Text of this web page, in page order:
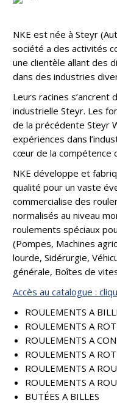
NKE est née à Steyr
société a des activités
une clientèle allant des
dans des industries
Leurs racines s’ancrent
industrielle Steyr. Les
de la précédente Steyr
expériences dans
cœur de la compétence
NKE développe et
qualité pour un vaste
commercialise des
normalisés au niveau
roulements spéciaux
(Pompes, Machines
lourde, Sidérurgie,
générale, Boîtes de
Accès au catalogue :
ROULEMENTS A
ROULEMENTS A
ROULEMENTS A
ROULEMENTS A
ROULEMENTS A
ROULEMENTS A
BUTÉES A BILLES